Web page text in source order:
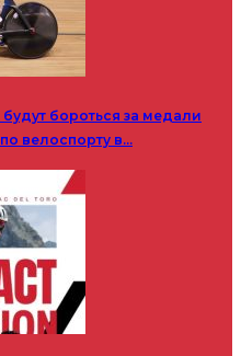
бороться за медали
велоспорту в…